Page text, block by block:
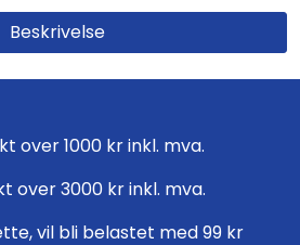
Beskrivelse
over 1000 kr inkl. mva.
over 3000 kr inkl. mva.
vil bli belastet med 99 kr